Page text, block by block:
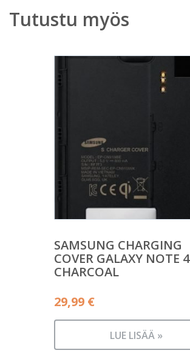
Tutustu myös
SAMSUNG CHARGING
COVER GALAXY NOTE 4
CHARCOAL
29,99 €
LUE LISÄÄ »